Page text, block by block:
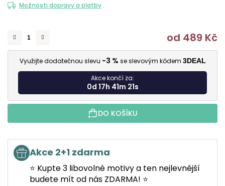
Možnosti dopravy a platby
od 489 Kč
Využijte dodatečnou slevu -3 % se slevovým kódem 3DEAL
Akce končí za:
0d 17h 41m 20s
DO KOŠÍKU
Akce 2+1 zdarma
⭐ Kupte 3 libovolné motivy a ten nejlevnější
budete mít od nás ZDARMA! ⭐